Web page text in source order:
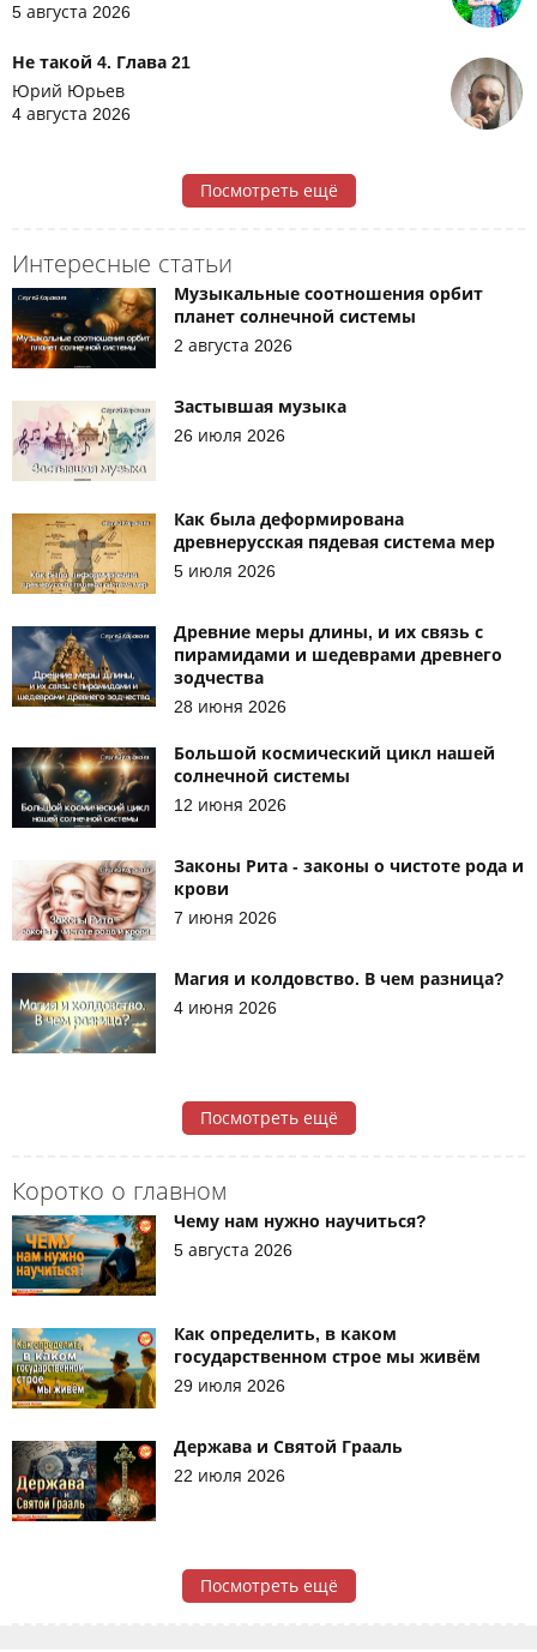
5 августа 2026
Не такой 4. Глава 21
Юрий Юрьев
4 августа 2026
Посмотреть ещё
Коротко о главном
Чему нам нужно научиться?
5 августа 2026
Как определить, в каком
государственном строе мы живём
29 июля 2026
Держава и Святой Грааль
22 июля 2026
Посмотреть ещё
Интересные статьи
Музыкальные соотношения орбит
планет солнечной системы
2 августа 2026
Застывшая музыка
26 июля 2026
Как была деформирована
древнерусская пядевая система мер
5 июля 2026
Древние меры длины, и их связь с
пирамидами и шедеврами древнего
зодчества
28 июня 2026
Большой космический цикл нашей
солнечной системы
12 июня 2026
Законы Рита - законы о чистоте рода и
крови
7 июня 2026
Магия и колдовство. В чем разница?
4 июня 2026
Посмотреть ещё